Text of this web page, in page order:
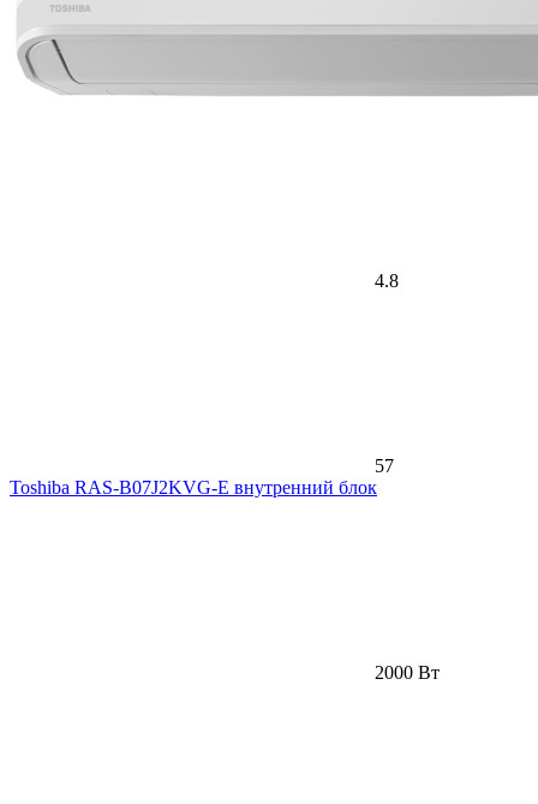
4.8
57
Toshiba RAS-B07J2KVG-E внутренний блок
2000 Вт